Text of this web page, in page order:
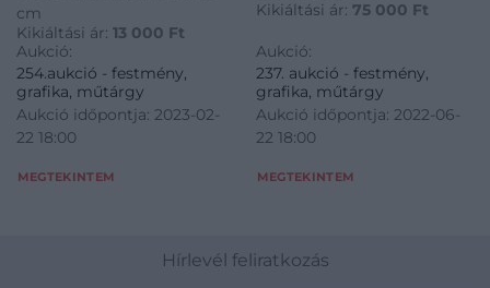
cm
Kikiáltási ár: 13 000 Ft
Aukció:
254.aukció - festmény,
grafika, műtárgy
Aukció időpontja: 2023-02-
22 18:00
MEGTEKINTEM
Kikiáltási ár: 75 000 Ft
Aukció:
237. aukció - festmény,
grafika, műtárgy
Aukció időpontja: 2022-06-
22 18:00
MEGTEKINTEM
Hírlevél feliratkozás